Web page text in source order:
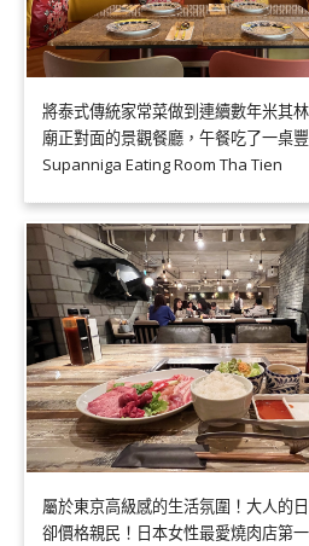
將泰式傳統家常菜做到連續數年米其
廟正對面的景觀餐廳，午餐吃了一桌
Supanniga Eating Room Tha Tien
屬於東京高級感的生活氛圍！大人的
卻價格親民！日本女性最愛燒肉店第